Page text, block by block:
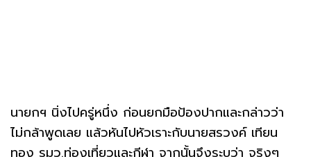
นายกฯ นิ่งไปครู่หนึ่ง ก่อนยกมือป้องปากและกล่าวว่า
ไม่กล้าพูดเลย แล้วหันไปหัวเราะกับนายสรวงค์ เทียน